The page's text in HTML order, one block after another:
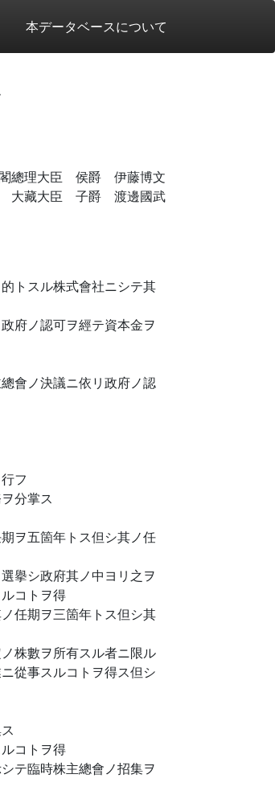
本データベースについて
總理大臣 侯爵 伊藤博文
大藏大臣 子爵 渡邊國武
トスル株式會社ニシテ其
府ノ認可ヲ經テ資本金ヲ
會ノ決議ニ依リ政府ノ認
フ
分掌ス
ヲ五箇年トス但シ其ノ任
擧シ政府其ノ中ヨリ之ヲ
コトヲ得
任期ヲ三箇年トス但シ其
株數ヲ所有スル者ニ限ル
從事スルコトヲ得ス但シ
コトヲ得
テ臨時株主總會ノ招集ヲ